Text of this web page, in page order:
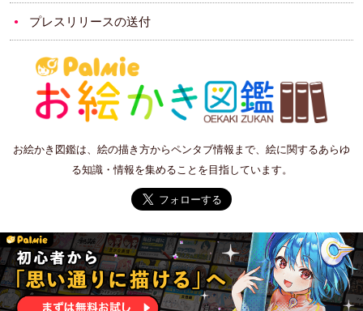
プレスリリースの送付
お絵かき図鑑は、絵の描き方からペンタブ情報まで、絵に関するあらゆ
る知識・情報を集めることを目指しています。